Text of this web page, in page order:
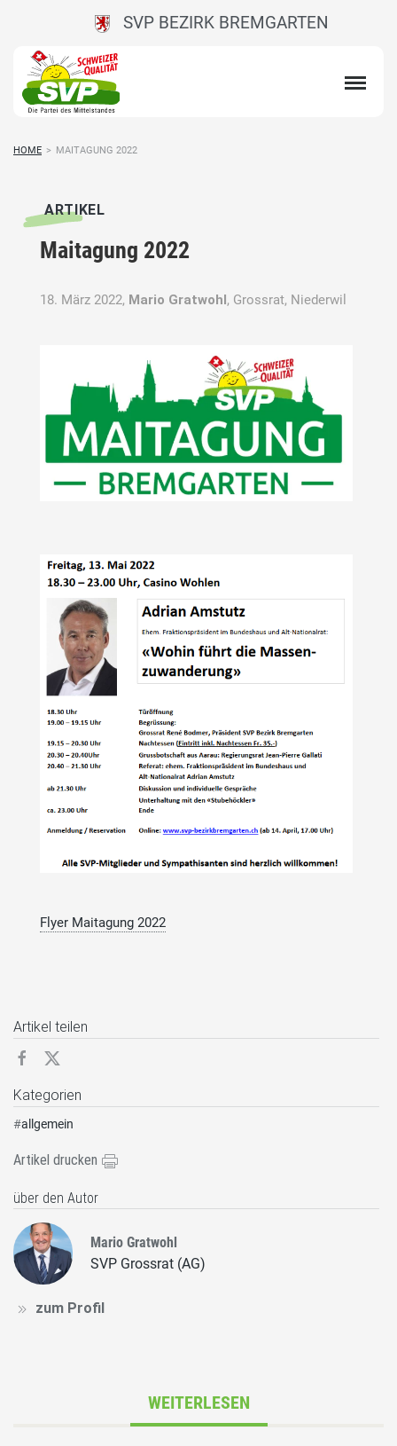
SVP BEZIRK BREMGARTEN
HOME > MAITAGUNG 2022
ARTIKEL
Maitagung 2022
18. März 2022, Mario Gratwohl, Grossrat, Niederwil
Flyer Maitagung 2022
Artikel teilen
Kategorien
#allgemein
Artikel drucken
über den Autor
Mario Gratwohl
SVP Grossrat (AG)
zum Profil
WEITERLESEN